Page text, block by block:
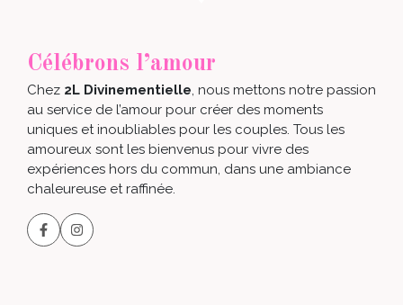
Célébrons l’amour
Chez 2L Divinementielle, nous mettons notre passion
au service de l’amour pour créer des moments
uniques et inoubliables pour les couples. Tous les
amoureux sont les bienvenus pour vivre des
expériences hors du commun, dans une ambiance
chaleureuse et raffinée.